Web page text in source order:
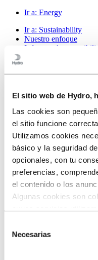
El sitio web de Hydro,
Las cookies son
el sitio funcione
Utilizamos cookies
básico y la seguridad
opcionales, con tu
preferencias,
el contenido o los
Algunas cookies son
uso de nuestro sitio con
proporcionado o que
servicios. El tercero
Necesarias
Ir a: Energy
Ir a: Sustainability
Nuestro enfoque
Informes de
Ir a:Carreras
Estudiantes y
La vida en Hydro
Áreas profesionales
Conoce a nuestro
Proceso de
Contacto y preguntas
Ir a:
Investors
Contactos para el
Ir a:Medios
Noticias
Hydro de un vistazo
Ir a:Acerca de Hydro